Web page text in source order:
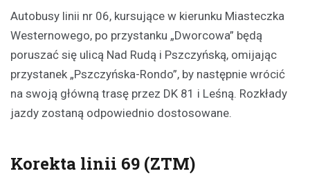
Autobusy linii nr 06, kursujące w kierunku Miasteczka
Westernowego, po przystanku „Dworcowa” będą
poruszać się ulicą Nad Rudą i Pszczyńską, omijając
przystanek „Pszczyńska-Rondo”, by następnie wrócić
na swoją główną trasę przez DK 81 i Leśną. Rozkłady
jazdy zostaną odpowiednio dostosowane.
Korekta linii 69 (ZTM)